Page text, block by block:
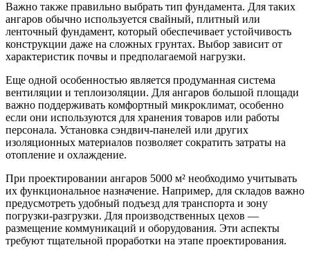
Важно также правильно выбрать тип фундамента. Для таких
ангаров обычно используется свайный, плитный или
ленточный фундамент, который обеспечивает устойчивость
конструкции даже на сложных грунтах. Выбор зависит от
характеристик почвы и предполагаемой нагрузки.
Еще одной особенностью является продуманная система
вентиляции и теплоизоляции. Для ангаров большой площади
важно поддерживать комфортный микроклимат, особенно
если они используются для хранения товаров или работы
персонала. Установка сэндвич-панелей или других
изоляционных материалов позволяет сократить затраты на
отопление и охлаждение.
При проектировании ангаров 5000 м² необходимо учитывать
их функциональное назначение. Например, для складов важно
предусмотреть удобный подъезд для транспорта и зону
погрузки-разгрузки. Для производственных цехов —
размещение коммуникаций и оборудования. Эти аспекты
требуют тщательной проработки на этапе проектирования.